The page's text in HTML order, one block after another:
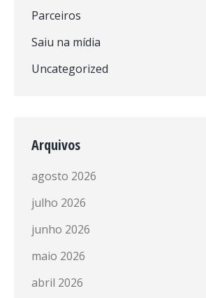
Parceiros
Saiu na mídia
Uncategorized
Arquivos
agosto 2026
julho 2026
junho 2026
maio 2026
abril 2026